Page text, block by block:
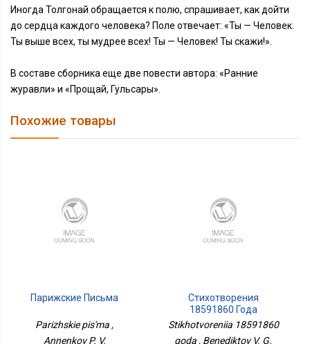
Иногда Толгонай обращается к полю, спрашивает, как дойти
до сердца каждого человека? Поле отвечает: «Ты — Человек.
Ты выше всех, ты мудрее всех! Ты — Человек! Ты скажи!».
В составе сборника еще две повести автора: «Ранние
журавли» и «Прощай, Гульсары».
Похожие товары
Парижские Письма
Parizhskie pis'ma ,
Annenkov P. V.
Стихотворения
18591860 Года
Stikhotvoreniia 18591860
goda , Benediktov V. G.